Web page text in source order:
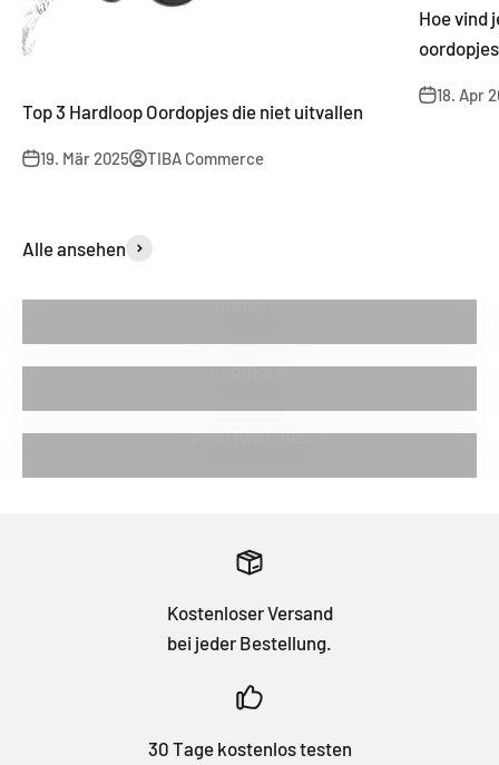
Top 3 Hardloop Oordopjes die niet uitvallen
19. Mär 2025 TIBA Commerce
Hoe vind
18. Apr
Alle ansehen
Ohrhörer
Kopfhörer
Smartwatches
Kostenloser Versand
bei jeder Bestellung.
30 Tage kostenlos testen